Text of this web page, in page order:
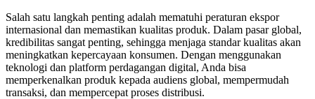
Salah satu langkah penting adalah mematuhi peraturan ekspor
internasional dan memastikan kualitas produk. Dalam pasar global,
kredibilitas sangat penting, sehingga menjaga standar kualitas akan
meningkatkan kepercayaan konsumen. Dengan menggunakan
teknologi dan platform perdagangan digital, Anda bisa
memperkenalkan produk kepada audiens global, mempermudah
transaksi, dan mempercepat proses distribusi.